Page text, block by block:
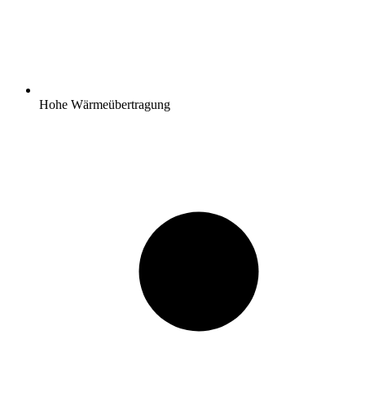
Hohe Wärmeübertragung